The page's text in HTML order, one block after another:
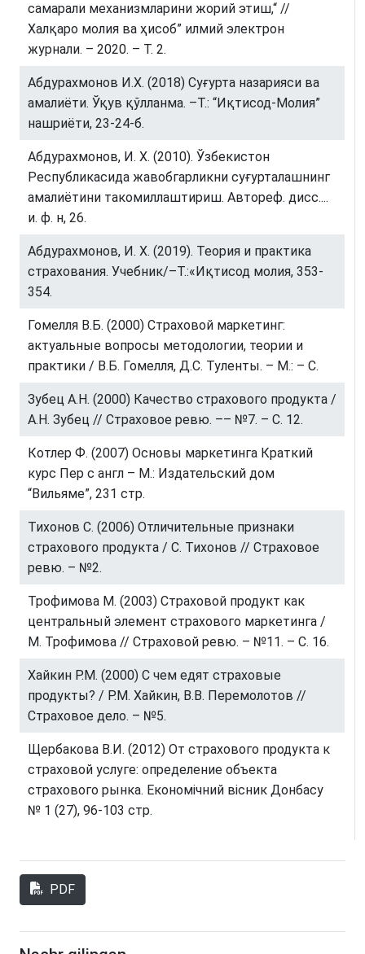
самарали механизмларини жорий этиш,“ //
Халқаро молия ва ҳисоб” илмий электрон
журнали. – 2020. – Т. 2.
Абдурахмонов И.Х. (2018) Суғурта назарияси ва
амалиёти. Ўқув қўлланма. –Т.: “Иқтисод-Молия”
нашриёти, 23-24-б.
Абдурахмонов, И. Х. (2010). Ўзбекистон
Республикасида жавобгарликни суғурталашнинг
амалиётини такомиллаштириш. Автореф. дисс....
и. ф. н, 26.
Абдурахмонов, И. Х. (2019). Теория и практика
страхования. Учебник/–Т.:«Иқтисод молия, 353-
354.
Гомелля В.Б. (2000) Страховой маркетинг:
актуальные вопросы методологии, теории и
практики / В.Б. Гомелля, Д.С. Туленты. – М.: – С.
Зубец А.Н. (2000) Качество страхового продукта /
А.Н. Зубец // Страховое ревю. –– №7. – С. 12.
Котлер Ф. (2007) Основы маркетинга Краткий
курс Пер с англ – М.: Издательский дом
“Вильяме”, 231 стр.
Тихонов С. (2006) Отличительные признаки
страхового продукта / С. Тихонов // Страховое
ревю. – №2.
Трофимова М. (2003) Страховой продукт как
центральный элемент страхового маркетинга /
М. Трофимова // Страховой ревю. – №11. – С. 16.
Хайкин Р.М. (2000) С чем едят страховые
продукты? / Р.М. Хайкин, В.В. Перемолотов //
Страховое дело. – №5.
Щербакова В.И. (2012) От страхового продукта к
страховой услуге: определение объекта
страхового рынка. Економічний вісник Донбасу
№ 1 (27), 96-103 стр.
PDF